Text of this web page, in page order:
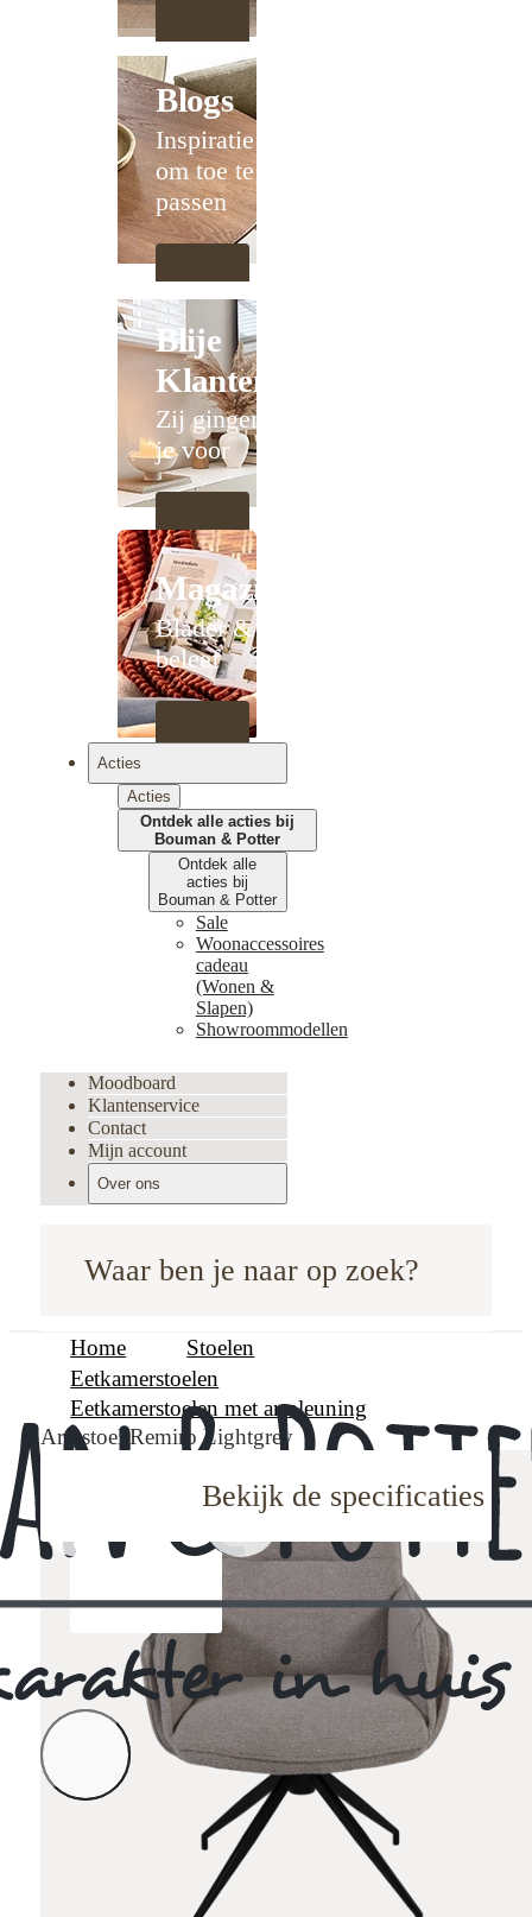
Waar ben je naar op zoek?
Blogs
Inspiratie
om toe te
passen
Blije
Klanten
Zij gingen
je voor
Magazines
Blader &
beleef
Acties
Acties
Ontdek alle acties bij
Bouman & Potter
Ontdek alle
acties bij
Bouman & Potter
Sale
Woonaccessoires
cadeau
(Wonen &
Slapen)
Showroommodellen
Moodboard
Klantenservice
Contact
Mijn account
Over ons
Home
Stoelen
Eetkamerstoelen
Eetkamerstoelen met armleuning
Armstoel Remiro Lightgrey
Bekijk de specificaties